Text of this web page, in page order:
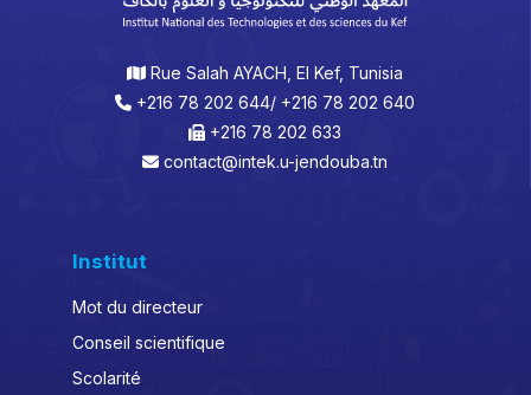
Rue Salah AYACH, El Kef, Tunisia
+216 78 202 644/ +216 78 202 640
+216 78 202 633
contact@intek.u-jendouba.tn
Institut
Mot du directeur
Conseil scientifique
Scolarité